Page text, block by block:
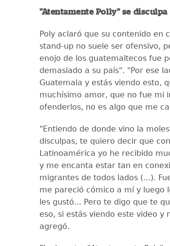
"Atentamente Polly" se disculpa
Poly aclaró que su contenido en
stand-up no suele ser ofensivo,
enojo de los guatemaltecos fue
demasiado a su país". "Por ese
Guatemala y estás viendo esto,
muchísimo amor, que no fue mi
ofenderlos, no es algo que me
"Entiendo de donde vino la
disculpas, te quiero decir que
Latinoamérica yo he recibido
y me encanta estar tan en
migrantes de todos lados (...).
me pareció cómico a mí y luego
les gustó... Pero te digo que te
eso, si estás viendo este video y
agregó.